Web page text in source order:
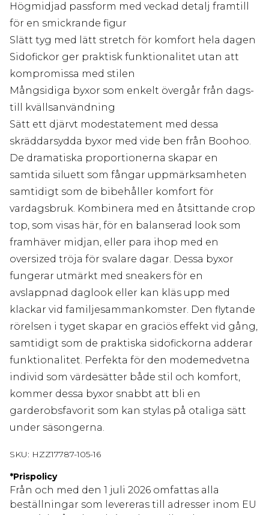
Högmidjad passform med veckad detalj framtill
för en smickrande figur
Slätt tyg med lätt stretch för komfort hela dagen
Sidofickor ger praktisk funktionalitet utan att
kompromissa med stilen
Mångsidiga byxor som enkelt övergår från dags-
till kvällsanvändning
Sätt ett djärvt modestatement med dessa
skräddarsydda byxor med vide ben från Boohoo.
De dramatiska proportionerna skapar en
samtida siluett som fångar uppmärksamheten
samtidigt som de bibehåller komfort för
vardagsbruk. Kombinera med en åtsittande crop
top, som visas här, för en balanserad look som
framhäver midjan, eller para ihop med en
oversized tröja för svalare dagar. Dessa byxor
fungerar utmärkt med sneakers för en
avslappnad daglook eller kan kläs upp med
klackar vid familjesammankomster. Den flytande
rörelsen i tyget skapar en graciös effekt vid gång,
samtidigt som de praktiska sidofickorna adderar
funktionalitet. Perfekta för den modemedvetna
individ som värdesätter både stil och komfort,
kommer dessa byxor snabbt att bli en
garderobsfavorit som kan stylas på otaliga sätt
under säsongerna.
SKU: HZZ17787-105-16
*Prispolicy
Från och med den 1 juli 2026 omfattas alla
beställningar som levereras till adresser inom EU